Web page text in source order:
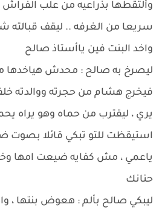
وألتقطها بذراعيه من علب
سريعا من الغرفه .. ليقف قبالته
واخد البنت فين ياأستاذ صالح
ليصرخ به صالح : محدش هياخدها
فيخرج هشام من حجرته ووالدته
يري ، ليقترب من حماه وهو يراه
استيقظت للتو تبكي قائلا بصوت
ياعمي ، مش كفايه ضيعت امها
حنانك
ليبكي صالح بألم : هعوض بنتها ،